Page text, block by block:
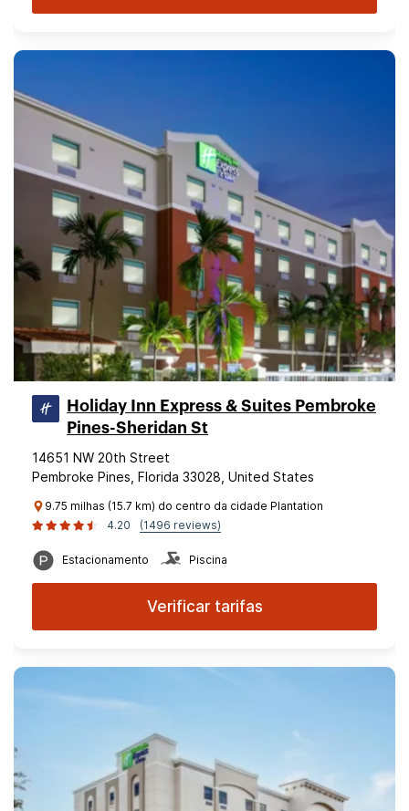
Holiday Inn Express & Suites Pembroke
Pines-Sheridan St
14651 NW 20th Street
Pembroke Pines, Florida 33028, United States
9.75 milhas (15.7 km) do centro da cidade Plantation
4.20
(1496 reviews)
Estacionamento Piscina
Verificar tarifas